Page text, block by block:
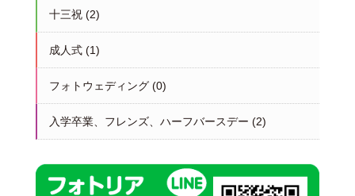
十三祝(2)
成人式(1)
フォトウェディング(0)
入学卒業、フレンズ、ハーフバースデー (2)